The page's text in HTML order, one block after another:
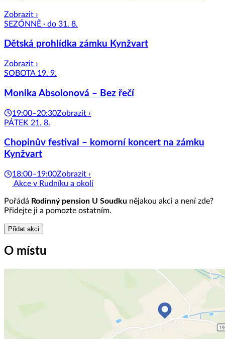
Zobrazit ›
SEZÓNNĚ · do 31. 8.
Dětská prohlídka zámku Kynžvart
Zobrazit ›
SOBOTA 19. 9.
Monika Absolonová – Bez řečí
19:00–20:30Zobrazit ›
PÁTEK 21. 8.
Chopinův festival – komorní koncert na zámku
Kynžvart
18:00–19:00Zobrazit ›
Akce v Rudníku a okolí
Pořádá Rodinný pension U Soudku nějakou akci a není zde?
Přidejte ji a pomozte ostatním.
Přidat akci
O místu